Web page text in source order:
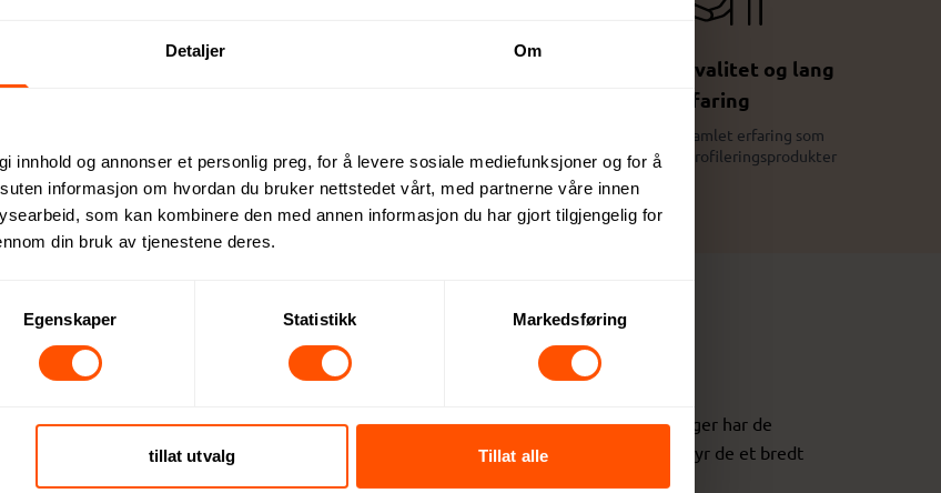
Detaljer Om
innhold og annonser et personlig preg, for å levere sosiale mediefunksjoner og for å
informasjon om hvordan du bruker nettstedet vårt, med partnerne våre innen
som kan kombinere den med annen informasjon du har gjort tilgjengelig for
din bruk av tjenestene deres.
Egenskaper Statistikk Markedsføring
tillat utvalg Tillat alle
ekspresslevering
Trygghet, kvalitet og lang
erfaring
Over 100 års samlet erfaring som
spesialister på profileringsprodukter
en historie som strekker seg helt tilbake til 1742. Fra sine røtter i Smålands dype skoger har de
funksjonalitet, estetikk og innovasjon. Med merkevarene Orrefors og Kosta Boda tilbyr de et bredt
og profesjonelle over hele verden.